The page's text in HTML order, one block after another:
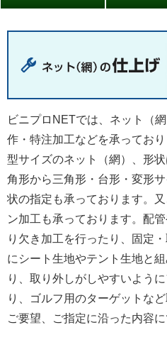
ビニプロNETでは、ネット（
作・特注加工などを承ってお
型サイズのネット（網）、形
角形から三角形・台形・変形
状の指定も承っております。
ン加工も承っております。配
り欠き加工を行ったり、固定
にシート生地やテント生地と
り、取り外しがしやすいよう
り、ゴルフ用のターゲットな
ご要望、ご指定に沿った内容